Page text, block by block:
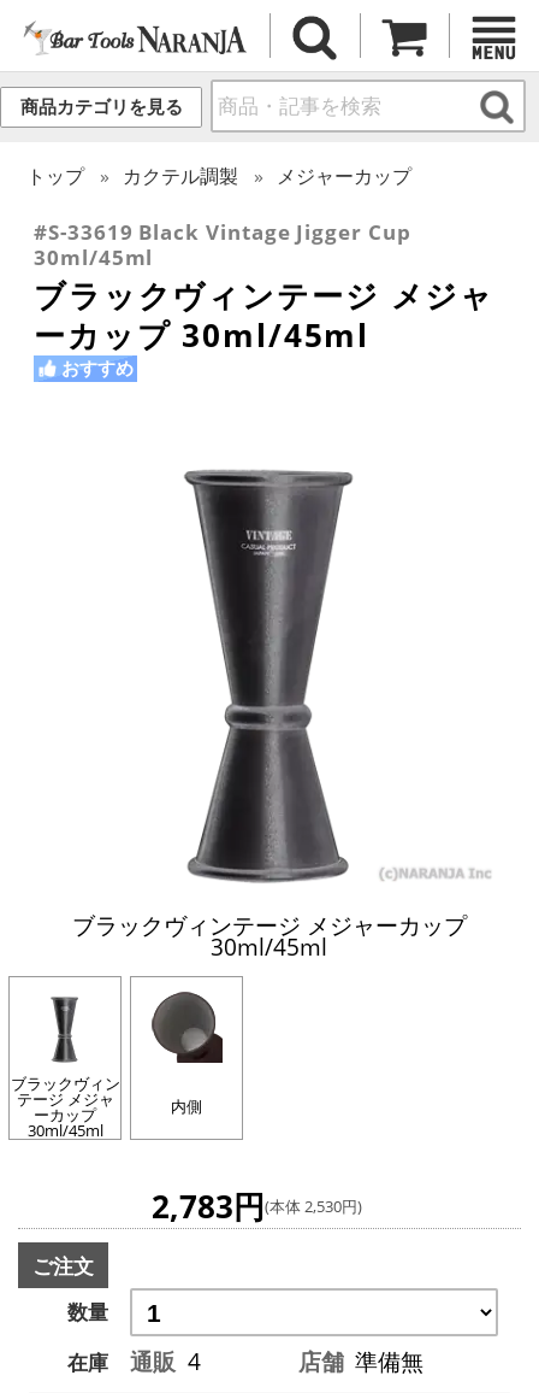
商品カテゴリを見る
トップ カクテル調製 メジャーカップ
#S-33619 Black Vintage Jigger Cup
30ml/45ml
ブラックヴィンテージ メジャ
ーカップ 30ml/45ml
おすすめ
ブラックヴィンテージ メジャーカップ
30ml/45ml
ブラックヴィン
テージ メジャ
ーカップ
30ml/45ml
内側
2,783円(本体 2,530円)
ご注文
数量
在庫
通販 4 店舗 準備無